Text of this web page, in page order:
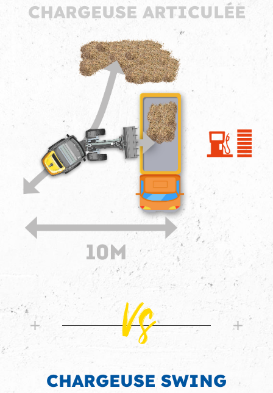
CHARGEUSE ARTICULÉE
Vs
CHARGEUSE SWING